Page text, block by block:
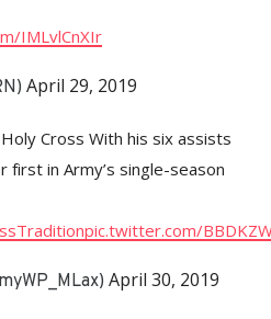
IMLvlCnXIr
April 29, 2019
Holy Cross With his six assists
in Army’s single-season
pic.twitter.com/
April 30, 2019